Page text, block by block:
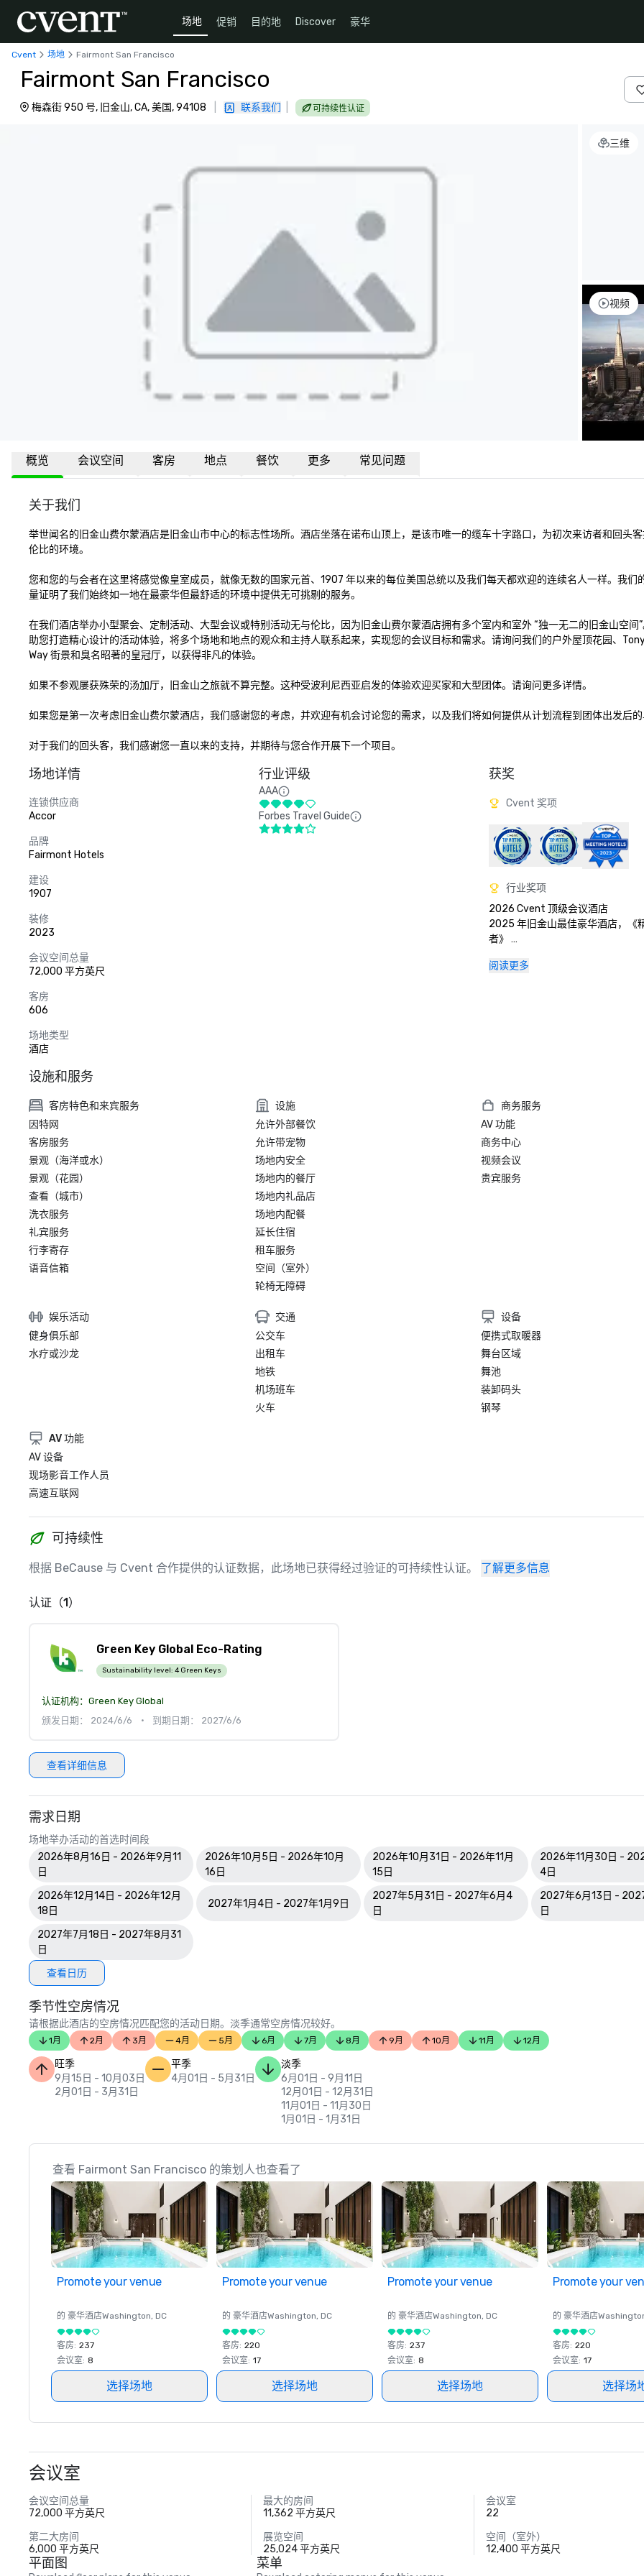
场地 促销 目的地 Discover 豪华
Cvent 场地 Fairmont San Francisco
Fairmont San Francisco
梅森街 950 号, 旧金山, CA, 美国, 94108 联系我们 可持续性认证
三维
视频
概览 会议空间 客房 地点 餐饮 更多 常见问题
关于我们
举世闻名的旧金山费尔蒙酒店是旧金山市中心的标志性场所。酒店坐落在诺布山顶上，是该市唯一的缆车十字路口，为初次来访者和回头
伦比的环境。
您和您的与会者在这里将感觉像皇室成员，就像无数的国家元首、1907 年以来的每位美国总统以及我们每天都欢迎的连续名人一样。我们
量证明了我们始终如一地在最豪华但最舒适的环境中提供无可挑剔的服务。
在我们酒店举办小型聚会、定制活动、大型会议或特别活动无与伦比，因为旧金山费尔蒙酒店拥有多个室内和室外 “独一无二的旧金山空间
助您打造精心设计的活动体验，将多个场地和地点的观众和主持人联系起来，实现您的会议目标和需求。请询问我们的户外屋顶花园、
Way 街景和臭名昭著的皇冠厅，以获得非凡的体验。
如果不参观屡获殊荣的汤加厅，旧金山之旅就不算完整。这种受波利尼西亚启发的体验欢迎买家和大型团体。请询问更多详情。
如果您是第一次考虑旧金山费尔蒙酒店，我们感谢您的考虑，并欢迎有机会讨论您的需求，以及我们将如何提供从计划流程到团体出发后的
对于我们的回头客，我们感谢您一直以来的支持，并期待与您合作开展下一个项目。
场地详情
连锁供应商
Accor
品牌
Fairmont Hotels
建设
1907
装修
2023
会议空间总量
72,000 平方英尺
客房
606
场地类型
酒店
行业评级
AAA
Forbes Travel Guide
获奖
Cvent 奖项
行业奖项
2026 Cvent 顶级会议酒店
2025 年旧金山最佳豪华酒店，《
者》
2023 年 7x7：2023 年旧金山的
间客房）提名入围者
2022年美国历史酒店最佳城市中心
名入围者
2021 年《旧金山周刊》读者投票得
阅读更多
设施和服务
客房特色和来宾服务
因特网
客房服务
景观（海洋或水）
景观（花园）
查看（城市）
洗衣服务
礼宾服务
行李寄存
语音信箱
设施
允许外部餐饮
允许带宠物
场地内安全
场地内的餐厅
场地内礼品店
场地内配餐
延长住宿
租车服务
空间（室外）
轮椅无障碍
商务服务
AV 功能
商务中心
视频会议
贵宾服务
娱乐活动
健身俱乐部
水疗或沙龙
交通
公交车
出租车
地铁
机场班车
火车
设备
便携式取暖器
舞台区域
舞池
装卸码头
钢琴
AV 功能
AV 设备
现场影音工作人员
高速互联网
可持续性
根据 BeCause 与 Cvent 合作提供的认证数据，此场地已获得经过验证的可持续性认证。 了解更多信息
认证（1）
Green Key Global Eco-Rating
Sustainability level: 4 Green Keys
认证机构： Green Key Global
颁发日期： 2024/6/6
• 到期日期： 2027/6/6
查看详细信息
需求日期
场地举办活动的首选时间段
2026年8月16日 - 2026年9月11
日
2026年10月5日 - 2026年10月
16日
2026年10月31日 - 2026年11月
15日
2026年11月30日 -
4日
2026年12月14日 - 2026年12月
18日
2027年1月4日 - 2027年1月9日
2027年5月31日 - 2027年6月4
日
2027年6月13日 -
日
2027年7月18日 - 2027年8月31
日
查看日历
季节性空房情况
请根据此酒店的空房情况匹配您的活动日期。淡季通常空房情况较好。
1月 2月 3月 4月 5月 6月 7月 8月 9月 10月 11月 12月
旺季
9月15日 - 10月03日
2月01日 - 3月31日
平季
4月01日 - 5月31日
淡季
6月01日 - 9月11日
12月01日 - 12月31日
11月01日 - 11月30日
1月01日 - 1月31日
查看 Fairmont San Francisco 的策划人也查看了
Promote your venue
的 豪华酒店Washington, DC
客房: 237
会议室: 8
选择场地
Promote your venue
的 豪华酒店Washington, DC
客房: 220
会议室: 17
选择场地
Promote your venue
的 豪华酒店Washington, DC
客房: 237
会议室: 8
选择场地
Promote your
的 豪华酒店
客房: 220
会议室: 17
选择场
会议室
会议空间总量
72,000 平方英尺
最大的房间
11,362 平方英尺
会议室
22
第二大房间
6,000 平方英尺
展览空间
25,024 平方英尺
空间（室外）
12,400 平方英尺
平面图 菜单